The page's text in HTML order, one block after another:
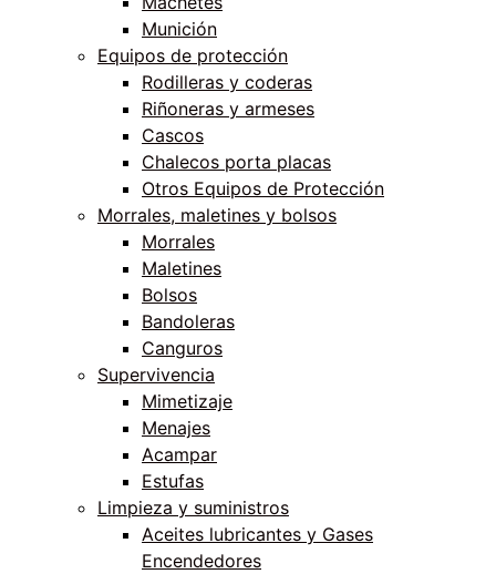
Munición
Equipos de protección
Rodilleras y coderas
Riñoneras y armeses
Cascos
Chalecos porta placas
Otros Equipos de Protección
Morrales, maletines y bolsos
Morrales
Maletines
Bolsos
Bandoleras
Canguros
Supervivencia
Mimetizaje
Menajes
Acampar
Estufas
Limpieza y suministros
Aceites lubricantes y Gases
Encendedores